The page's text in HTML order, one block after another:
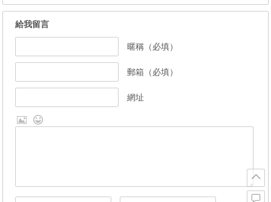
給我留言
暱稱（必填）
郵箱（必填）
網址